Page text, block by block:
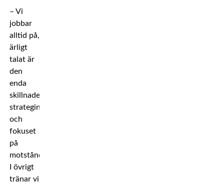
– Vi
jobbar
alltid på,
ärligt
talat är
den
enda
skillnaden
strategin
och
fokuset
på
motståndaren.
I övrigt
tränar vi